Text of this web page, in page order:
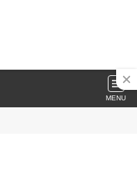
MENU